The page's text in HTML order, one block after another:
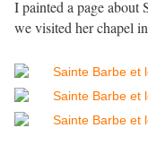
I painted a page about
we visited her chapel